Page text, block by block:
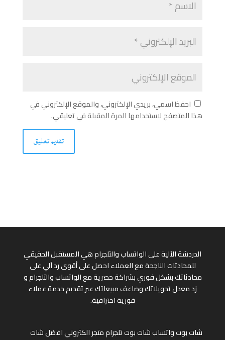
احفظ اسمي، بريدي الإلكتروني، والموقع الإلكتروني في
هذا المتصفح لاستخدامها المرة المقبلة في تعليقي.
الدردشة الآلية على الواتساب والتلجرام هي المستقبل الحقيقي
للمحادثات الناجحة مع العملاء احصل على أقوى رد آلي على
محادثاتك بشكل فوري بشراكة حصرية مع الواتساب والتلجرام و
زد معدل تحويلاتك وضاعف مبيعاتك عبر تقديم خدمة عملاء
فورية احترافية.
شات بوت واتسابشات بوت تلجراممتجر الكترونيافضل شات